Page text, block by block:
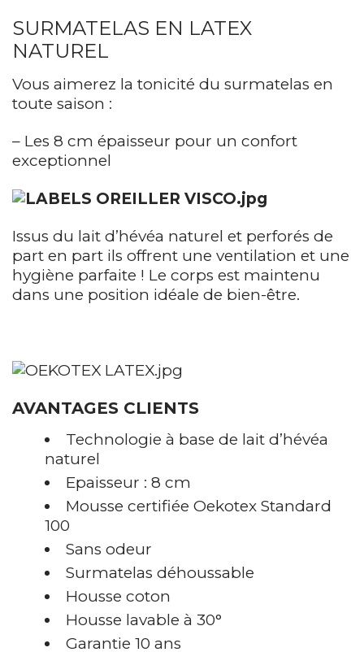
SURMATELAS EN LATEX
NATUREL
Vous aimerez la tonicité du surmatelas en
toute saison :
– Les 8 cm épaisseur pour un confort
exceptionnel
Issus du lait d’hévéa naturel et perforés de
part en part ils offrent une ventilation et une
hygiène parfaite ! Le corps est maintenu
dans une position idéale de bien-être.
AVANTAGES CLIENTS
Technologie à base de lait d’hévéa
naturel
Epaisseur : 8 cm
Mousse certifiée Oekotex Standard
100
Sans odeur
Surmatelas déhoussable
Housse coton
Housse lavable à 30°
Garantie 10 ans